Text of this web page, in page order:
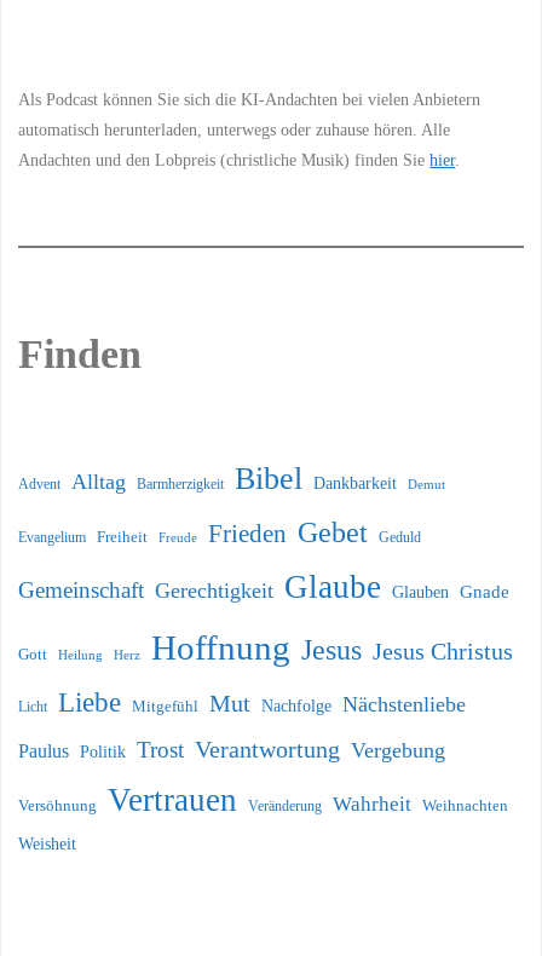
Als Podcast können Sie sich die KI-Andachten bei vielen Anbietern
automatisch herunterladen, unterwegs oder zuhause hören. Alle
Andachten und den Lobpreis (christliche Musik) finden Siehier.
Finden
Advent Alltag Barmherzigkeit Bibel Dankbarkeit Demut
Evangelium Freiheit Freude Frieden Gebet Geduld
Gemeinschaft Gerechtigkeit Glaube Glauben Gnade
Gott Heilung Herz Hoffnung Jesus Jesus Christus
Licht Liebe Mitgefühl Mut Nachfolge Nächstenliebe
Paulus Politik Trost Verantwortung Vergebung
Versöhnung Vertrauen Veränderung Wahrheit Weihnachten
Weisheit